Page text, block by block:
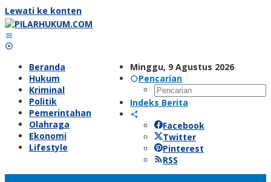
Lewati ke konten
Minggu, 9 Agustus 2026
Pencarian
Indeks Berita
Facebook
Twitter
Pinterest
RSS
Beranda
Hukum
Kriminal
Politik
Pemerintahan
Olahraga
Ekonomi
Lifestyle